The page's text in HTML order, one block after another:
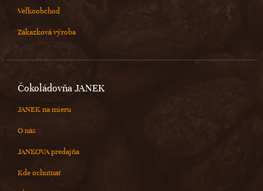
Veľkoobchod
Zákazková výroba
Čokoládovňa JANEK
JANEK na mieru
O nás
JANKOVA predajňa
Kde ochutnať